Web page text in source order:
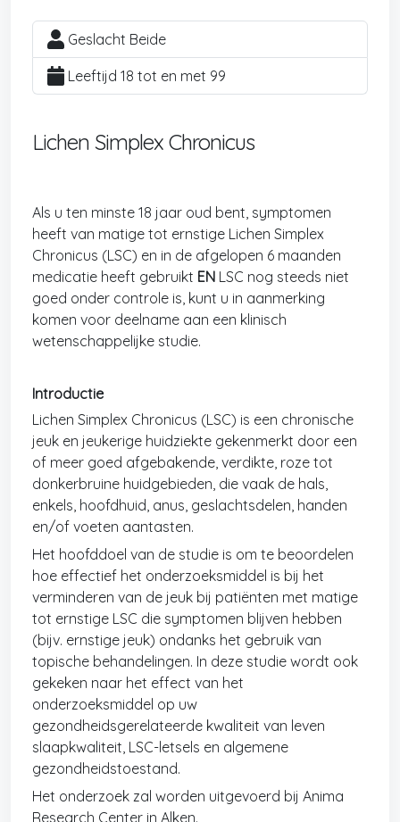
Geslacht Beide
Leeftijd 18 tot en met 99
Lichen Simplex Chronicus
Als u ten minste 18 jaar oud bent, symptomen
heeft van matige tot ernstige Lichen Simplex
Chronicus (LSC) en in de afgelopen 6 maanden
medicatie heeft gebruikt EN LSC nog steeds niet
goed onder controle is, kunt u in aanmerking
komen voor deelname aan een klinisch
wetenschappelijke studie.
Introductie
Lichen Simplex Chronicus (LSC) is een chronische
jeuk en jeukerige huidziekte gekenmerkt door een
of meer goed afgebakende, verdikte, roze tot
donkerbruine huidgebieden, die vaak de hals,
enkels, hoofdhuid, anus, geslachtsdelen, handen
en/of voeten aantasten.
Het hoofddoel van de studie is om te beoordelen
hoe effectief het onderzoeksmiddel is bij het
verminderen van de jeuk bij patiënten met matige
tot ernstige LSC die symptomen blijven hebben
(bijv. ernstige jeuk) ondanks het gebruik van
topische behandelingen. In deze studie wordt ook
gekeken naar het effect van het
onderzoeksmiddel op uw
gezondheidsgerelateerde kwaliteit van leven
slaapkwaliteit, LSC-letsels en algemene
gezondheidstoestand.
Het onderzoek zal worden uitgevoerd bij Anima
Research Center in Alken.